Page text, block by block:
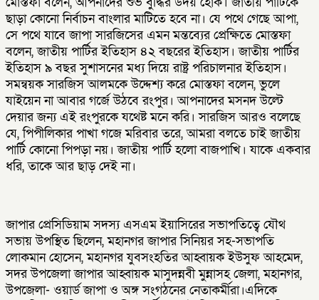
ছাড়া কোনো নির্বাচন বাংলার মাটিতে হবে না। যে পথে গেছে আপা,
সে পথে যাবে জাপা সারজিসের এমন মন্তব্যের প্রেক্ষিতে মোস্তফা
বলেন, জাতীয় পার্টির ইতিহাস ৪২ বছরের ইতিহাস। জাতীয় পার্টির
ইতিহাস ৯ বছর সুশাসনের মধ্য দিয়ে রাষ্ট্র পরিচালনার ইতিহাস।
সমন্বয়ক সারজিস আলমকে উদ্দেশ্য করে মোস্তফা বলেন, ভুলে
যাইয়েন না আবার গর্জে উঠবে রংপুর। আপনাদের মসনদ উল্টে
দেয়ার জন্য এই রংপুরকে যথেষ্ট মনে করি। সারজিস আরও বলেছে
যে, পিপীলিকার পাখা গজে মরিবার তরে, আমরা বলতে চাই জাতীয়
পার্টি কোনো পিপড়া নয়। জাতীয় পার্টি হলো বাজপাখি। যাকে একবার
ধরি, তাকে আর ছাড় দেই না।
জাপার প্রেসিডিয়াম সদস্য এসএম ইয়াসিরের সভাপতিত্বে যৌথ
সভায় উপস্থিত ছিলেন, মহানগর জাপার সিনিয়র সহ-সভাপতি
লোকমান হোসেন, মহানগর যুবসংহতির আহ্বায়ক ইউসুফ আহমেদ,
সদর উপজেলা জাপার আহ্বায়ক মাসুদন্নবী মুন্নাসহ জেলা, মহানগর,
উপজেলা- ওয়ার্ড জাপা ও অঙ্গ সংগঠনের নেতাকর্মীরা।এদিকে